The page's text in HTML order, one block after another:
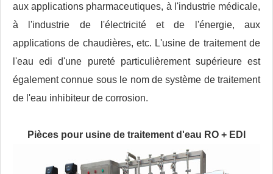
aux applications pharmaceutiques, à l'industrie médicale,
à l'industrie de l'électricité et de l'énergie, aux
applications de chaudières, etc. L'usine de traitement de
l'eau edi d'une pureté particulièrement supérieure est
également connue sous le nom de système de traitement
de l'eau inhibiteur de corrosion.
Pièces pour usine de traitement d'eau RO + EDI